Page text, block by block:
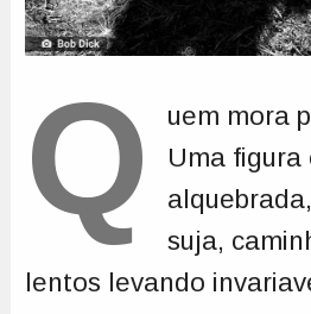
Q
uem mora
Uma figura
suja,
lentos levando